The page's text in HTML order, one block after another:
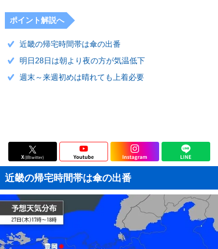
ポイント解説へ
近畿の帰宅時間帯は傘の出番
明日28日は朝より夜の方が気温低下
週末～来週初めは晴れても上着必要
近畿の帰宅時間帯は傘の出番